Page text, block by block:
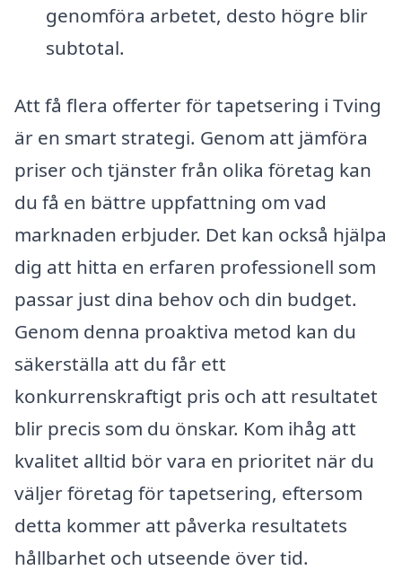
genomföra arbetet, desto högre blir
subtotal.
Att få flera offerter för tapetsering i Tving
är en smart strategi. Genom att jämföra
priser och tjänster från olika företag kan
du få en bättre uppfattning om vad
marknaden erbjuder. Det kan också hjälpa
dig att hitta en erfaren professionell som
passar just dina behov och din budget.
Genom denna proaktiva metod kan du
säkerställa att du får ett
konkurrenskraftigt pris och att resultatet
blir precis som du önskar. Kom ihåg att
kvalitet alltid bör vara en prioritet när du
väljer företag för tapetsering, eftersom
detta kommer att påverka resultatets
hållbarhet och utseende över tid.